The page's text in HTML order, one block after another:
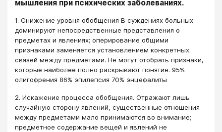
мышления при психических заболеваниях.
1. Снижение уровня обобщения В суждениях больных
доминируют непосредственные представления о
предметах и явлениях; оперирование общими
признаками заменяется установлением конкретных
связей между предметами. Не могут отобрать признаки,
которые наиболее полно раскрывают понятие. 95%
олигофрения 86% эпилепсия 70% энцефалиты
2. Искажение процесса обобщения. Отражают лишь
случайную сторону явлений, существенные отношения
между предметами мало принимаются во внимание;
предметное содержание вещей и явлений не